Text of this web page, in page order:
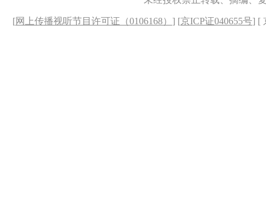
[网上传播视听节目许可证（0106168） ] [京ICP证040655号] [